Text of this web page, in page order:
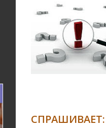
СПРАШИВАЕТ: